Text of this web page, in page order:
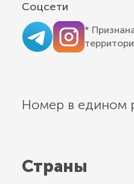
Соцсети
*
Номер в едином
Страны